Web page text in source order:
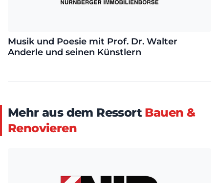
Musik und Poesie mit Prof. Dr. Walter
Anderle und seinen Künstlern
Mehr aus dem Ressort Bauen &
Renovieren